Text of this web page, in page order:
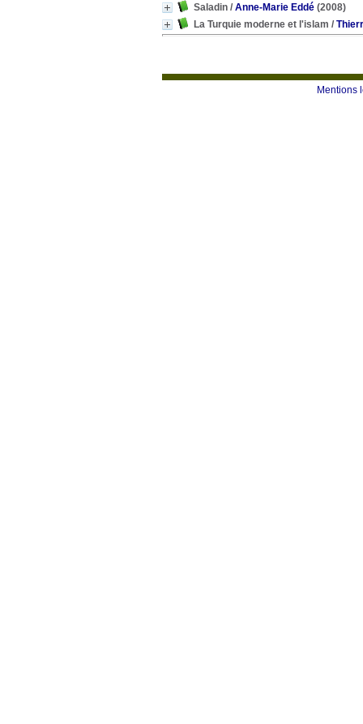
Saladin / Anne-Marie Eddé (2008)
La Turquie moderne et l'islam /
Mentions